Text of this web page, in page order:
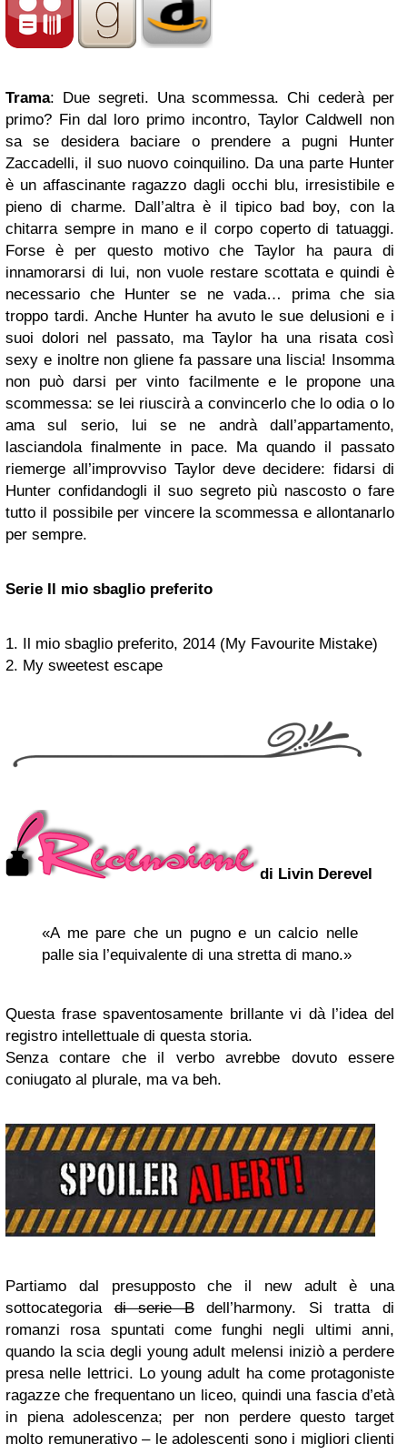
Trama: Due segreti. Una scommessa. Chi cederà per
primo? Fin dal loro primo incontro, Taylor Caldwell non
sa se desidera baciare o prendere a pugni Hunter
Zaccadelli, il suo nuovo coinquilino. Da una parte Hunter
è un affascinante ragazzo dagli occhi blu, irresistibile e
pieno di charme. Dall’altra è il tipico bad boy, con la
chitarra sempre in mano e il corpo coperto di tatuaggi.
Forse è per questo motivo che Taylor ha paura di
innamorarsi di lui, non vuole restare scottata e quindi è
necessario che Hunter se ne vada… prima che sia
troppo tardi. Anche Hunter ha avuto le sue delusioni e i
suoi dolori nel passato, ma Taylor ha una risata così
sexy e inoltre non gliene fa passare una liscia! Insomma
non può darsi per vinto facilmente e le propone una
scommessa: se lei riuscirà a convincerlo che lo odia o lo
ama sul serio, lui se ne andrà dall’appartamento,
lasciandola finalmente in pace. Ma quando il passato
riemerge all’improvviso Taylor deve decidere: fidarsi di
Hunter confidandogli il suo segreto più nascosto o fare
tutto il possibile per vincere la scommessa e allontanarlo
per sempre.
Serie Il mio sbaglio preferito
1. Il mio sbaglio preferito, 2014 (My Favourite Mistake)
2. My sweetest escape
di Livin Derevel
«A me pare che un pugno e un calcio nelle
palle sia l’equivalente di una stretta di mano.»
Questa frase spaventosamente brillante vi dà l’idea del
registro intellettuale di questa storia.
Senza contare che il verbo avrebbe dovuto essere
coniugato al plurale, ma va beh.
Partiamo dal presupposto che il new adult è una
sottocategoriadi serie Bdell’harmony. Si tratta di
romanzi rosa spuntati come funghi negli ultimi anni,
quando la scia degli young adult melensi iniziò a perdere
presa nelle lettrici. Lo young adult ha come protagoniste
ragazze che frequentano un liceo, quindi una fascia d’età
in piena adolescenza; per non perdere questo target
molto remunerativo – le adolescenti sono i migliori clienti